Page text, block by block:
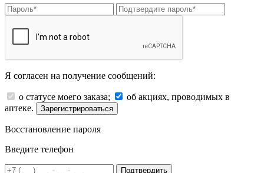
Я согласен на получение сообщений:
о статусе моего заказа;
об акциях, проводимых в
аптеке.
Зарегистрироваться
Восстановление пароля
Введите телефон
Подтвердить